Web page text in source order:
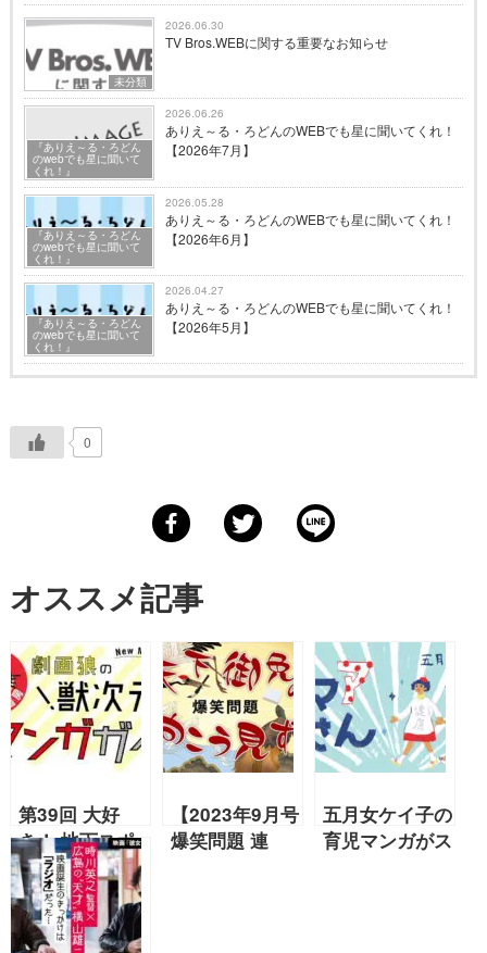
未分類
2026.06.30
TV Bros.WEBに関する重要なお知らせ
『ありえ～る・ろどん
のwebでも星に聞いて
くれ！』
2026.06.26
ありえ～る・ろどんのWEBでも星に聞いてくれ！
【2026年7月】
『ありえ～る・ろどん
のwebでも星に聞いて
くれ！』
2026.05.28
ありえ～る・ろどんのWEBでも星に聞いてくれ！
【2026年6月】
『ありえ～る・ろどん
のwebでも星に聞いて
くれ！』
2026.04.27
ありえ～る・ろどんのWEBでも星に聞いてくれ！
【2026年5月】
0
オススメ記事
第39回 大好
き！ 地下スポ
ーツマンガ!!
（通算n回目）
【2023年9月号
爆笑問題 連
五月女ケイ子の
育児マンガがス